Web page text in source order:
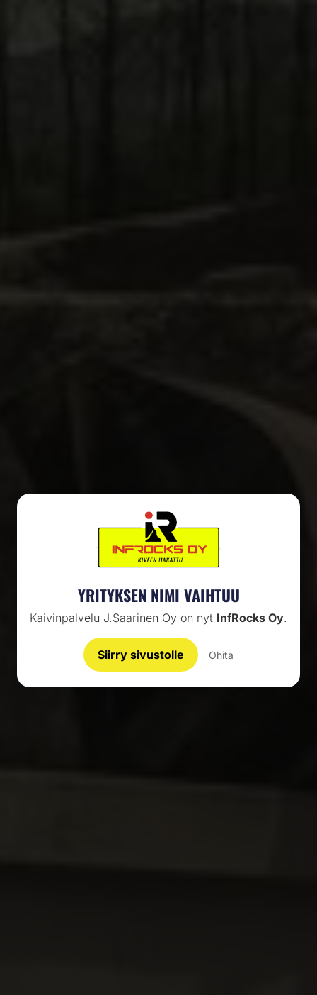
RAKENTAMISTA, KUNNOSSAPITOA JA LIIKENNEJÄRJESTELYÄ
KAIKKI ALKAA VANKALTA
POHJALTA
YHTEYSTIEDOT AJANKOHTAISTA
YRITYKSEN NIMI VAIHTUU
Kaivinpalvelu J.Saarinen Oy on nyt InfRocks Oy.
Siirry sivustolle Ohita